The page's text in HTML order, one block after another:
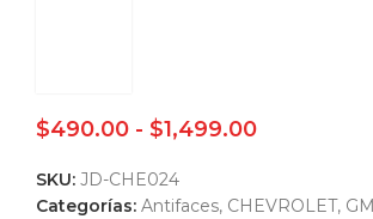
$490.00 - $1,499.00
SKU: JD-CHE024
Categorías: Antifaces, CHEVROLET, GM